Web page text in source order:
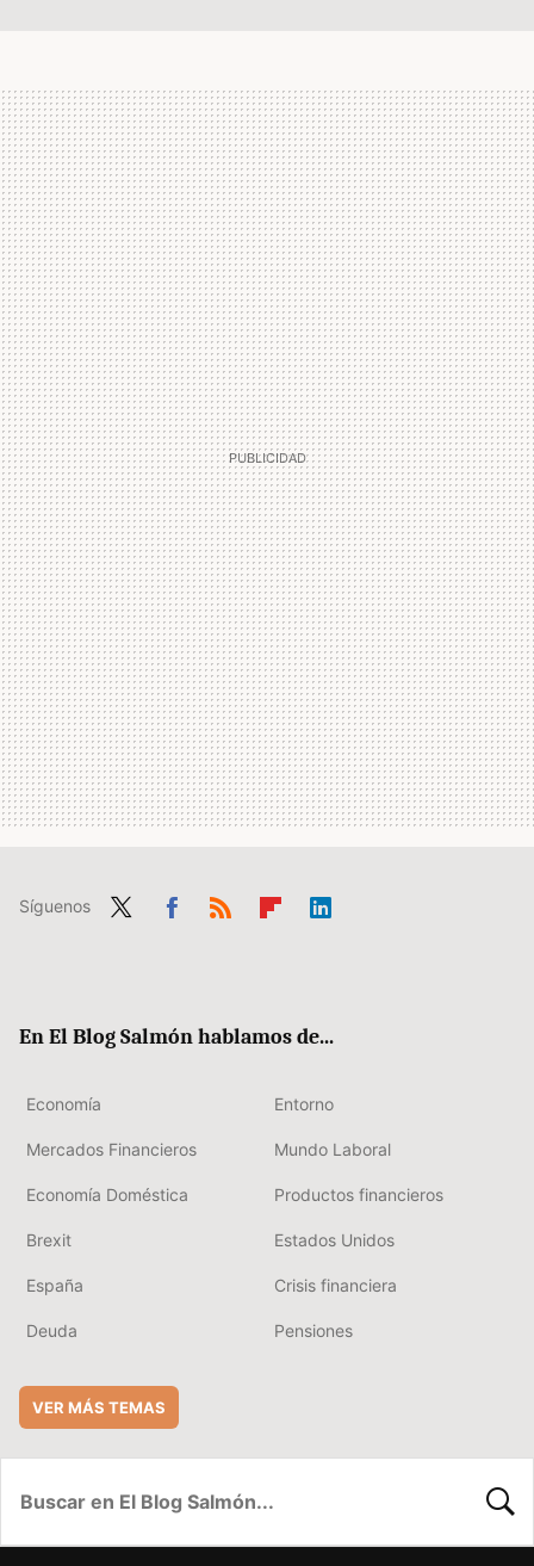
Síguenos
En El Blog Salmón hablamos de...
Economía Entorno
Mercados Financieros Mundo Laboral
Economía Doméstica Productos financieros
Brexit Estados Unidos
España Crisis financiera
Deuda Pensiones
VER MÁS TEMAS